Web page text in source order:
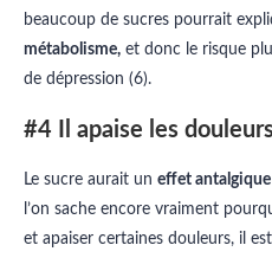
beaucoup de sucres pourrait
métabolisme, et donc le risque
de dépression (6).
#4 Il apaise les
Le sucre aurait un effet
l’on sache encore vraiment
et apaiser certaines douleurs, il